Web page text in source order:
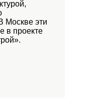
Москве эти
в проекте